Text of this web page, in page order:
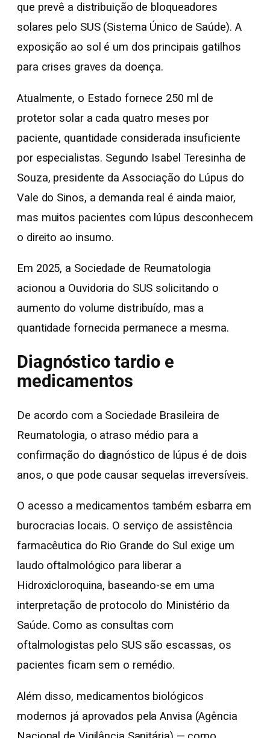
que prevê a distribuição de bloqueadores
solares pelo SUS (Sistema Único de Saúde). A
exposição ao sol é um dos principais gatilhos
para crises graves da doença.
Atualmente, o Estado fornece 250 ml de
protetor solar a cada quatro meses por
paciente, quantidade considerada insuficiente
por especialistas. Segundo Isabel Teresinha de
Souza, presidente da Associação do Lúpus do
Vale do Sinos, a demanda real é ainda maior,
mas muitos pacientes com lúpus desconhecem
o direito ao insumo.
Em 2025, a Sociedade de Reumatologia
acionou a Ouvidoria do SUS solicitando o
aumento do volume distribuído, mas a
quantidade fornecida permanece a mesma.
Diagnóstico tardio e
medicamentos
De acordo com a Sociedade Brasileira de
Reumatologia, o atraso médio para a
confirmação do diagnóstico de lúpus é de dois
anos, o que pode causar sequelas irreversíveis.
O acesso a medicamentos também esbarra em
burocracias locais. O serviço de assistência
farmacêutica do Rio Grande do Sul exige um
laudo oftalmológico para liberar a
Hidroxicloroquina, baseando-se em uma
interpretação de protocolo do Ministério da
Saúde. Como as consultas com
oftalmologistas pelo SUS são escassas, os
pacientes ficam sem o remédio.
Além disso, medicamentos biológicos
modernos já aprovados pela Anvisa (Agência